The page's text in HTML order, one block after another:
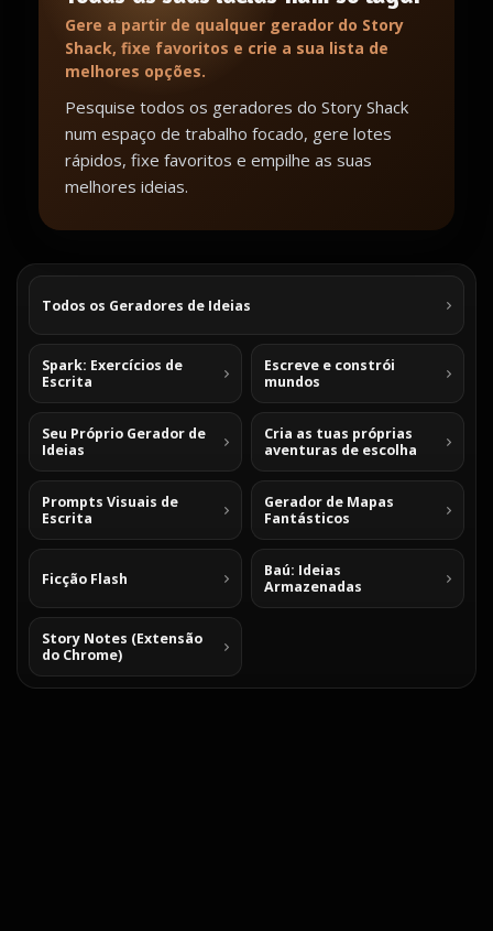
Gere a partir de qualquer gerador do Story
Shack, fixe favoritos e crie a sua lista de
melhores opções.
Pesquise todos os geradores do Story Shack
num espaço de trabalho focado, gere lotes
rápidos, fixe favoritos e empilhe as suas
melhores ideias.
Todos os Geradores de Ideias
Spark: Exercícios de
Escrita
Escreve e constrói
mundos
Seu Próprio Gerador de
Ideias
Cria as tuas próprias
aventuras de escolha
Prompts Visuais de
Escrita
Gerador de Mapas
Fantásticos
Ficção Flash
Baú: Ideias
Armazenadas
Story Notes (Extensão
do Chrome)